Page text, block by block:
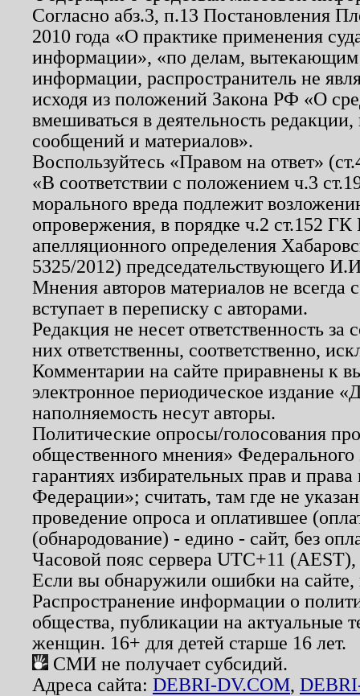
Согласно абз.3, п.13 Постановления
2010 года «О практике применения
информации», «по делам, вытекающим
информации, распространитель не
исходя из положений Закона РФ «О
вмешиваться в деятельность
сообщений и материалов».
Воспользуйтесь «Правом на ответ»
«В соответствии с положением ч.3
морального вреда подлежит
опровержения, в порядке ч.2 ст.152
апелляционного определения
5325/2012) председательствующего
Мнения авторов материалов не
вступает в переписку с авторами.
Редакция не несет ответственность
них ответственны, соответственно,
Комментарии на сайте приравнены к
электронное периодическое издание
наполняемость несут авторы.
Политические опросы/голосования
общественного мнения»
гарантиях избирательных прав и
Федерации»; считать, там где не
проведение опроса и оплатившее
(обнародование) - едино - сайт, без
Часовой пояс сервера UTC+11
Если вы обнаружили ошибки на
Распространение информации о
общества, публикации на актуальные
женщин. 16+ для детей старше 16 лет.
СМИ не получает субсидий.
Адреса сайта: DEBRI-DV.COM,